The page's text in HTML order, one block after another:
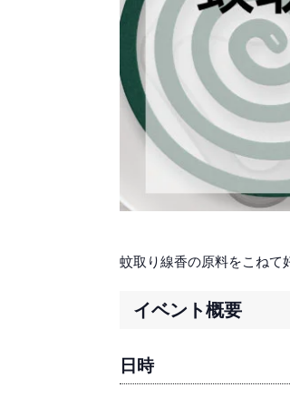
蚊取り線香の原料をこねて
イベント概要
日時